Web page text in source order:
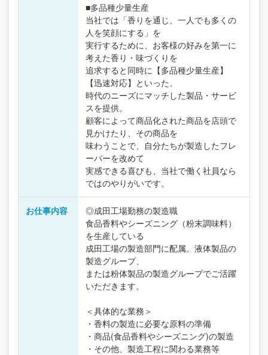
■多品種少量生産
当社では「香りを通じ、一人でも多くの
人を笑顔にする」を
実行するために、お客様の好みを第一に
考えた香り・味づくりを
追求すると同時に【多品種少量生産】
【迅速対応】といった、
時代のニーズにマッチした製品・サービ
スを提供。
顧客によって商品化された商品を店頭で
見かけたり、その商品を
味わうことで、自分たちが製造したフレ
ーバーを改めて
実感できる喜びも、当社で働く社員なら
ではのやりがいです。
お仕事内容
◎成田工場勤務の製造職
食品香料やシーズニング（粉末調味料）
を生産している
成田工場の製造部門に配属。液体製品の
製造グループ、
または粉体製品の製造グループでご活躍
いただきます。
＜具体的な業務＞
・香料の製造に必要な原料の準備
・商品(食品香料やシーズニング)の製造
・その他、製造工程に関わる業務等